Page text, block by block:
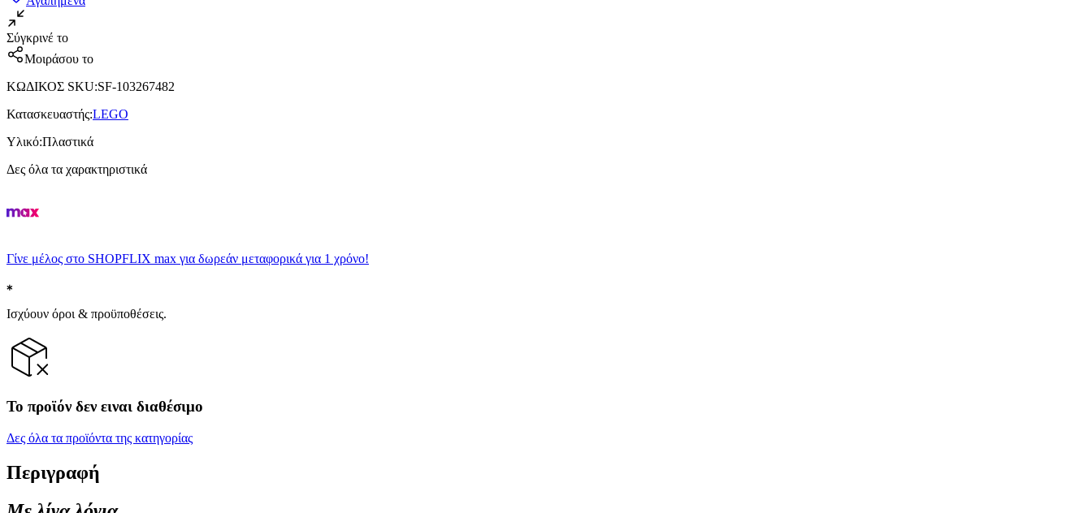
Σύγκρινέ το
Μοιράσου το
ΚΩΔΙΚΟΣ SKU:SF-103267482
Κατασκευαστής:LEGO
Υλικό:Πλαστικά
Δες όλα τα χαρακτηριστικά
Γίνε μέλος στο SHOPFLIX max για δωρεάν μεταφορικά για 1 χρόνο!
Ισχύουν όροι & προϋποθέσεις.
Το προϊόν δεν ειναι διαθέσιμο
Δες όλα τα προϊόντα της κατηγορίας
Περιγραφή